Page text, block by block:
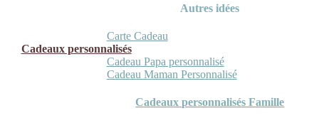
Autres idées
Carte Cadeau
Cadeaux personnalisés
Cadeau Papa personnalisé
Cadeau Maman Personnalisé
Cadeaux personnalisés Famille